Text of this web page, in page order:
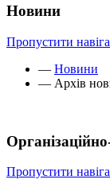
Новини
Пропустити
— Новини
— Архів
Пропустити